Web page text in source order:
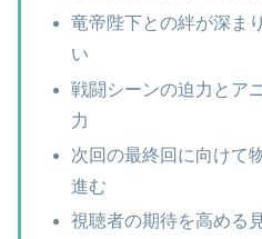
竜帝陛下との絆が深ま
い
戦闘シーンの迫力とア
力
次回の最終回に向けて
進む
視聴者の期待を高める